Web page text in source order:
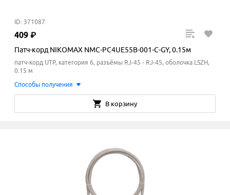
ID: 371087
409 ₽
Патч-корд NIKOMAX NMC-PC4UE55B-001-C-GY, 0.15м
патч-корд UTP, категория 6, разъёмы RJ-45 - RJ-45, оболочка LSZH,
0.15 м
Способы получения
В корзину